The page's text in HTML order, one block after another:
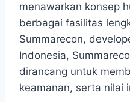
menawarkan konsep
berbagai fasilitas
Summarecon,
Indonesia,
dirancang untuk
keamanan, serta nilai